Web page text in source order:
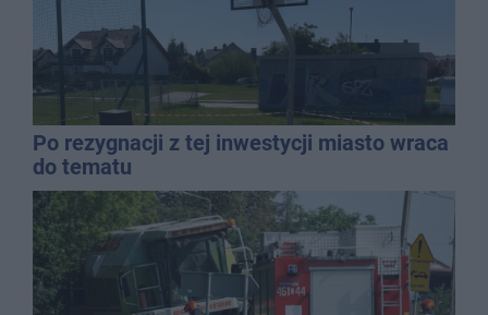
Po rezygnacji z tej inwestycji miasto wraca
do tematu